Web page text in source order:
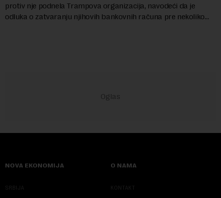
protiv nje podnela Trampova organizacija, navodeći da je
odluka o zatvaranju njihovih bankovnih računa pre nekoliko
NOVA EKONOMIJA
SRBIJA
O NAMA
KONTAKT